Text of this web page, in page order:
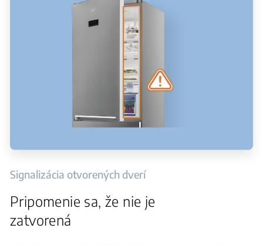
Signalizácia otvorených dverí
Pripomenie sa, že nie je
zatvorená